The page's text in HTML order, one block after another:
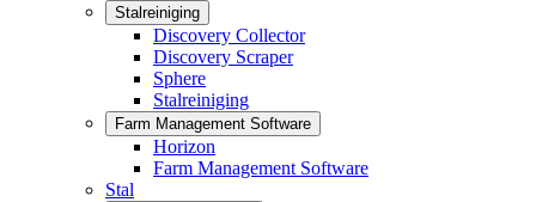
Stalreiniging
Discovery Collector
Discovery Scraper
Sphere
Stalreiniging
Farm Management Software
Horizon
Farm Management Software
Stal